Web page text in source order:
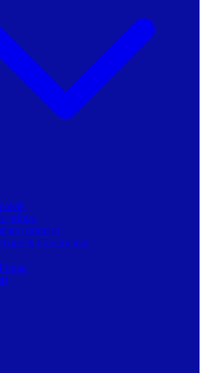
primar
primarii
& Guvernanta